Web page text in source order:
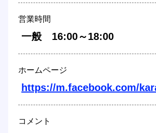
営業時間
一般　16:00～18:00
ホームページ
https://m.facebook.com/
コメント